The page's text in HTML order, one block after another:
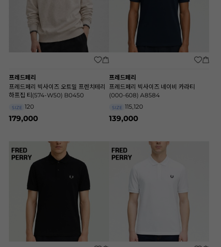
프레드페리
프레드페리 빅사이즈 오트밀 프렌치테리
하프집 티(574-W50) B0450
SIZE 120
179,000
프레드페리
프레드페리 빅사이즈 네이비 카라티
(000-608) A8584
SIZE 115,120
139,000